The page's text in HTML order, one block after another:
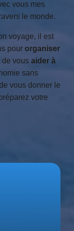
vous mes
le monde.
voyage, il est
pour organiser
de vous aider à
sans
vous donner le
votre